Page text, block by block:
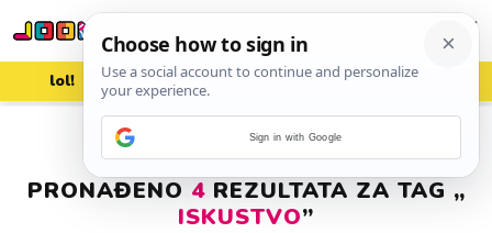
lol! aww vrh! woot?!
PRONAĐENO 4REZULTATA ZA TAG „
ISKUSTVO”
Sign in with Google